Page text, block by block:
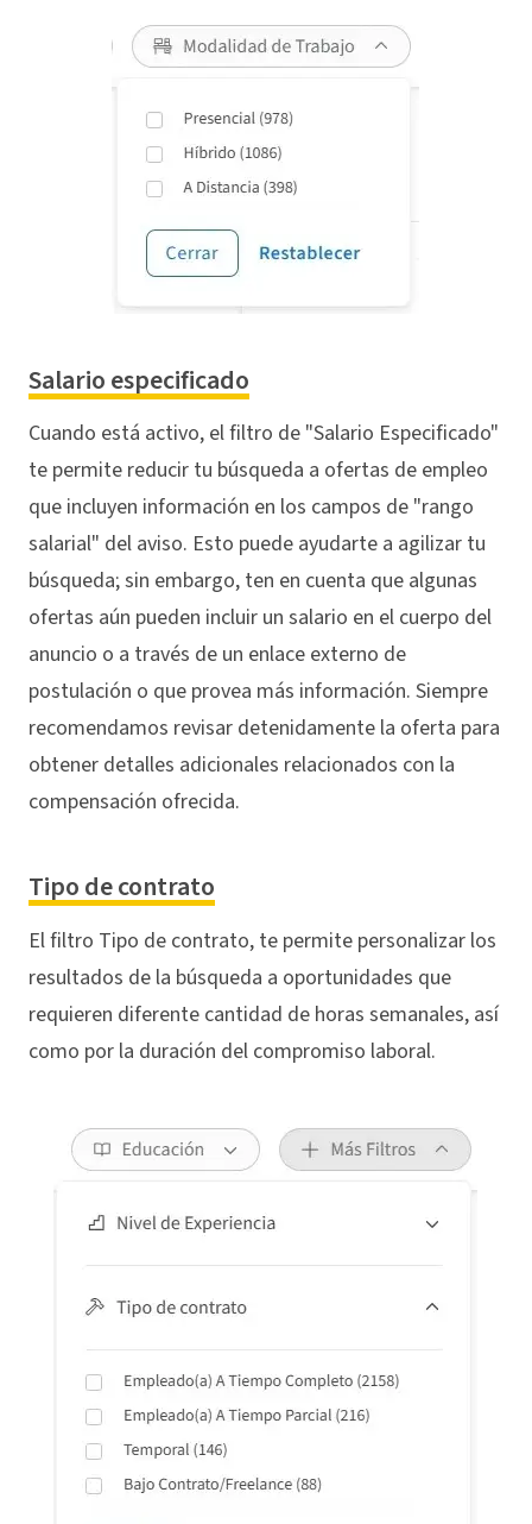
Salario especificado
Cuando está activo, el filtro de "Salario Especificado"
te permite reducir tu búsqueda a ofertas de empleo
que incluyen información en los campos de "rango
salarial" del aviso. Esto puede ayudarte a agilizar tu
búsqueda; sin embargo, ten en cuenta que algunas
ofertas aún pueden incluir un salario en el cuerpo del
anuncio o a través de un enlace externo de
postulación o que provea más información. Siempre
recomendamos revisar detenidamente la oferta para
obtener detalles adicionales relacionados con la
compensación ofrecida.
Tipo de contrato
El filtro Tipo de contrato, te permite personalizar los
resultados de la búsqueda a oportunidades que
requieren diferente cantidad de horas semanales, así
como por la duración del compromiso laboral.